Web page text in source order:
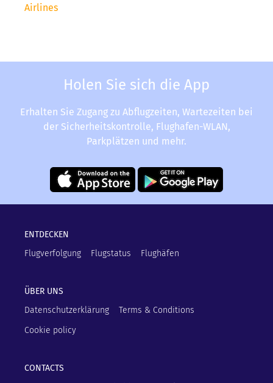
Airlines
Holen Sie sich die App
Erhalten Sie Zugang zu Abflugzeiten, Wartezeiten bei
der Sicherheitskontrolle, Flughafen-WLAN,
Parkplätzen und mehr.
ENTDECKEN
Flugverfolgung
Flugstatus Flughäfen
ÜBER UNS
Datenschutzerklärung
Terms & Conditions
Cookie policy
CONTACTS